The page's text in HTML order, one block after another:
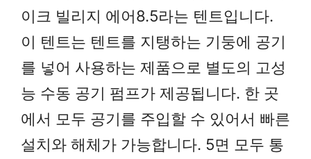
이크 빌리지 에어8.5라는 텐트입니다.
이 텐트는 텐트를 지탱하는 기둥에 공기
를 넣어 사용하는 제품으로 별도의 고성
능 수동 공기 펌프가 제공됩니다. 한 곳
에서 모두 공기를 주입할 수 있어서 빠른
설치와 해체가 가능합니다. 5면 모두 통